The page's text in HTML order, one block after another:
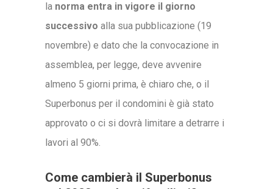
la norma entra in vigore il giorno
successivo alla sua pubblicazione (19
novembre) e dato che la convocazione in
assemblea, per legge, deve avvenire
almeno 5 giorni prima, è chiaro che, o il
Superbonus per il condomini è già stato
approvato o ci si dovrà limitare a detrarre i
lavori al 90%.
Come cambierà il Superbonus